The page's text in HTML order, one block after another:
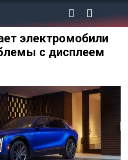
электромобили
с дисплеем